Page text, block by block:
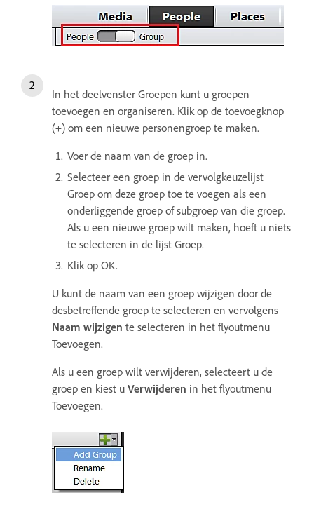
In het deelvenster Groepen kunt u groepen
toevoegen en organiseren. Klik op de toevoegknop
(+) om een nieuwe personengroep te maken.
Voer de naam van de groep in.
Selecteer een groep in de vervolgkeuzelijst
Groep om deze groep toe te voegen als een
onderliggende groep of subgroep van die groep.
Als u een nieuwe groep wilt maken, hoeft u niets
te selecteren in de lijst Groep.
Klik op OK.
U kunt de naam van een groep wijzigen door de
desbetreffende groep te selecteren en vervolgens
Naam wijzigen te selecteren in het flyoutmenu
Toevoegen.
Als u een groep wilt verwijderen, selecteert u de
groep en kiest u Verwijderen in het flyoutmenu
Toevoegen.